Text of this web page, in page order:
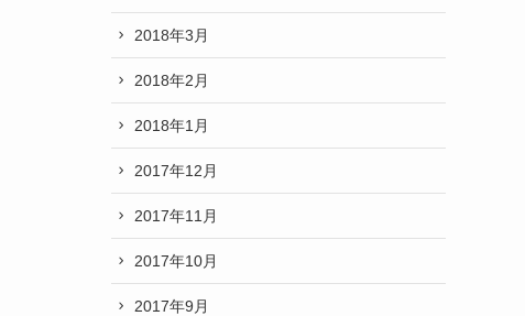
2018年3月
2018年2月
2018年1月
2017年12月
2017年11月
2017年10月
2017年9月